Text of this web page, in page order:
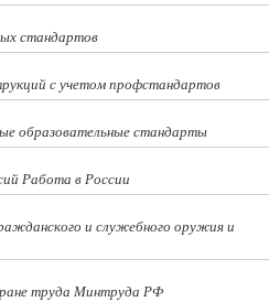
стандартов
с учетом профстандартов
образовательные стандарты
Работа в России
и служебного оружия и
труда Минтруда РФ